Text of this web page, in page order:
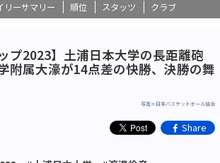
リーサマリー 順位 スタッツ クラブ
プ2023】土浦日本大学の長距離砲
附属大濠が14点差の快勝、決勝の舞
写真＝日本バスケットボール協会
Share